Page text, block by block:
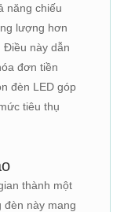
năng chiếu
lượng hơn
Điều này dẫn
đơn tiền
đèn LED góp
tiêu thụ
thành một
đèn này mang